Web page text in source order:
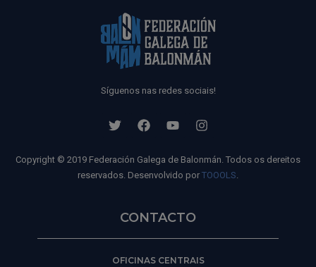
Síguenos nas redes sociais!
Copyright © 2019 Federación Galega de Balonmán. Todos os dereitos
reservados. Desenvolvido por TOOOLS.
CONTACTO
OFICINAS CENTRAIS